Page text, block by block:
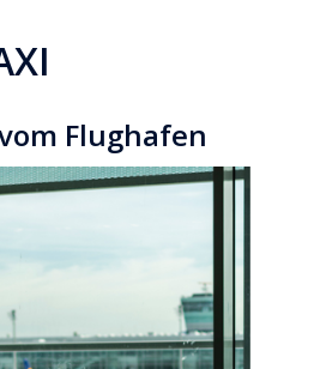
Flughafen